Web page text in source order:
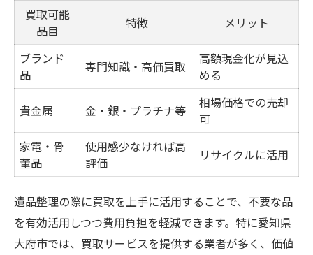
買取可能
品目
特徴 メリット
ブランド
品
専門知識・高価買取
高額現金化が見込
める
貴金属 金・銀・プラチナ等
相場価格での売却
可
家電・骨
董品
使用感少なければ高
評価
リサイクルに活用
遺品整理の際に買取を上手に活用することで、不要な品
を有効活用しつつ費用負担を軽減できます。特に愛知県
大府市では、買取サービスを提供する業者が多く、価値